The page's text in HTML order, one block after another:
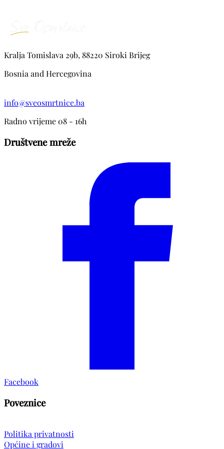
Kralja Tomislava 29b, 88220 Siroki Brijeg
Bosnia and Hercegovina
info@sveosmrtnice.ba
Radno vrijeme 08 - 16h
Društvene mreže
Facebook
Poveznice
Politika privatnosti
Općine i gradovi